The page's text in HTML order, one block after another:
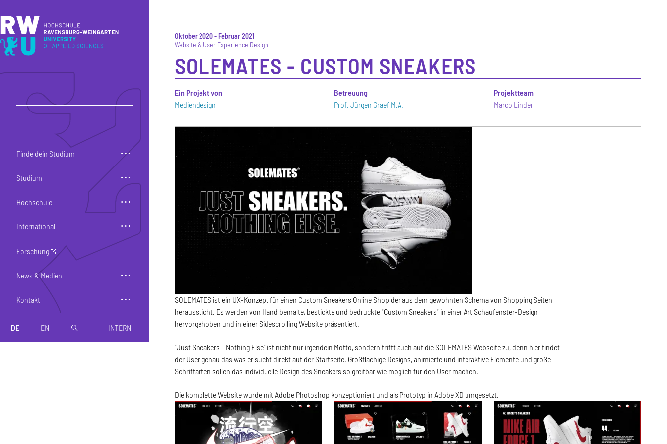
Finde dein Studium
Studium
Hochschule
International
Forschung
News & Medien
Kontakt
DE EN magnifier INTERN
Oktober 2020- Februar 2021
Website & User Experience Design
SOLEMATES - CUSTOM SNEAKERS
Ein Projekt von
Mediendesign
Betreuung
Prof. Jürgen Graef M.A.
Projektteam
Marco Linder
SOLEMATES ist ein UX-Konzept für einen Custom Sneakers Online Shop der aus dem gewohnten Schema von Shopping Seiten
heraussticht. Es werden von Hand bemalte, bestickte und bedruckte "Custom Sneakers" in einer Art Schaufenster-Design
hervorgehoben und in einer Sidescrolling Website präsentiert.
"Just Sneakers - Nothing Else" ist nicht nur irgendein Motto, sondern trifft auch auf die SOLEMATES Webseite zu, denn hier findet
der User genau das was er sucht direkt auf der Startseite. Großflächige Designs, animierte und interaktive Elemente und große
Schriftarten sollen das individuelle Design des Sneakers so greifbar wie möglich für den User machen.
Die komplette Website wurde mit Adobe Photoshop konzeptioniert und als Prototyp in Adobe XD umgesetzt.